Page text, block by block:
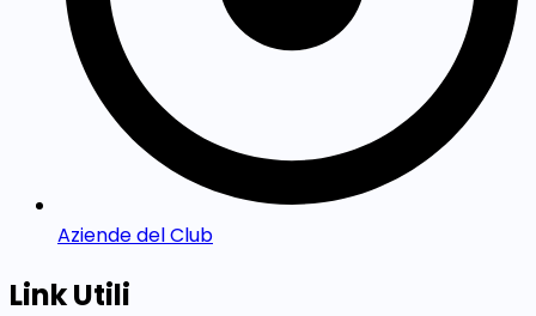
Aziende del Club
Link Utili